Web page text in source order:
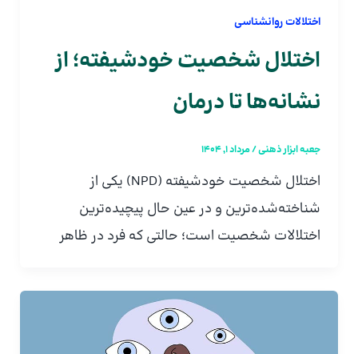
اختلالات روانشناسی
اختلال شخصیت خودشیفته؛ از
نشانه‌ها تا درمان
جعبه ابزار ذهنی/مرداد 1, 1404
اختلال شخصیت خودشیفته (NPD) یکی از
شناخته‌شده‌ترین و در عین حال پیچیده‌ترین
اختلالات شخصیت است؛ حالتی که فرد در ظاهر